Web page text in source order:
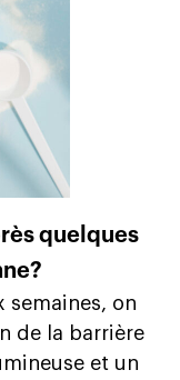
quelques
semaines, on
de la barrière
et un